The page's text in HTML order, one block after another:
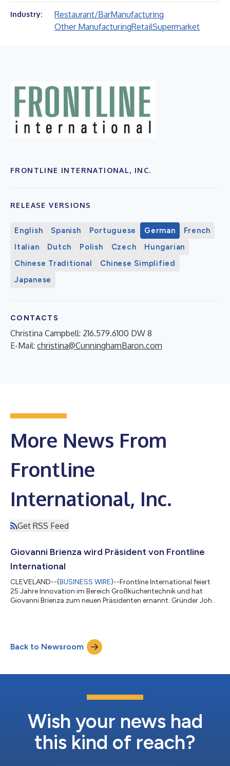
Industry: Restaurant/BarManufacturing
Other ManufacturingRetailSupermarket
FRONTLINE INTERNATIONAL, INC.
RELEASE VERSIONS
English Spanish Portuguese German
French
Italian
Dutch Polish Czech
Hungarian
Chinese Traditional
Chinese Simplified
Japanese
CONTACTS
Christina Campbell: 216.579.6100 DW 8
E-Mail: christina@CunninghamBaron.com
More News From
Frontline
International, Inc.
Get RSS Feed
Giovanni Brienza wird Präsident von Frontline
International
CLEVELAND--(BUSINESS WIRE)--Frontline International feiert
25 Jahre Innovation im Bereich Großküchentechnik und hat
Giovanni Brienza zum neuen Präsidenten ernannt. Gründer John
Hersteller von Systemen, die weltweit in Großküchen für die
sichere und nachhaltige Handhabung von Fetten, Ölen und
ähnlichen Abscheidungen (...
Back to Newsroom
Wish your news had
this kind of reach?